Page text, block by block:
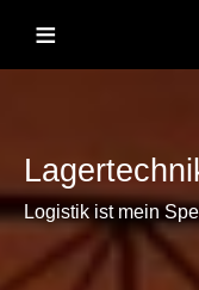
content
≡
Logistik ist mein